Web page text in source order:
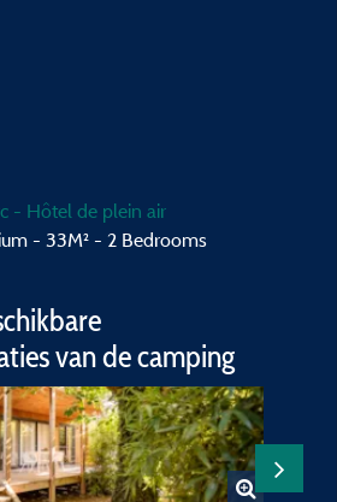
- Hôtel de plein air
- 33M² - 2 Bedrooms
van de camping